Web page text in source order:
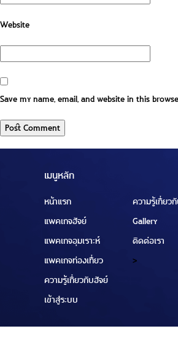
Website
Save my name, email, and website in this
เมนูหลัก
หน้าแรก
แพคเกจฮัจย์
แพคเกจอุมเราะห์
แพคเกจท่องเที่ยว
ความรู้เกี่ยวกับฮัจย์
เข้าสู่ระบบ
ความรู้เกี่ยว
Gallery
ติดต่อเรา
>